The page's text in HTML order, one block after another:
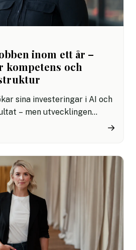
inom ett år –
kompetens och
sina investeringar i AI och
– men utvecklingen
innovationstakten stiger ökar
avkastning, stärka
anpassa molnstrategierna
osäkerhet.
→